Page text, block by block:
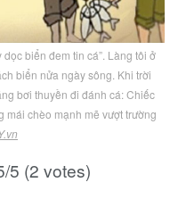
dọc biển đem tin cá”. Làng tôi ở
biển nửa ngày sông. Khi trời
bơi thuyền đi đánh cá: Chiếc
mái chèo mạnh mẽ vượt trường
5 (2 votes)